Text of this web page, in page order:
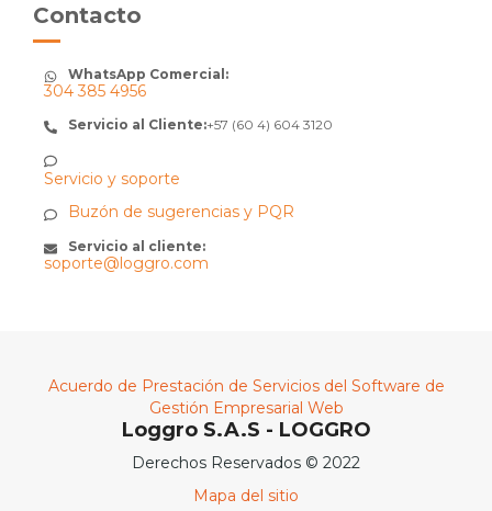
Contacto
WhatsApp Comercial:
304 385 4956
Servicio al Cliente:+57 (60 4) 604 3120
Servicio y soporte
Buzón de sugerencias y PQR
Servicio al cliente:
soporte@loggro.com
Acuerdo de Prestación de Servicios del Software de
Gestión Empresarial Web
Loggro S.A.S - LOGGRO
Derechos Reservados © 2022
Mapa del sitio